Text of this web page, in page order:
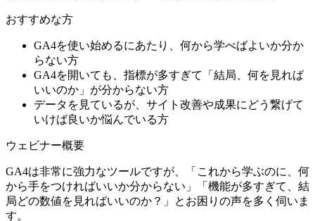
おすすめな方
GA4を使い始めるにあたり、何から学べばよいか分か
らない方
GA4を開いても、指標が多すぎて「結局、何を見れば
いいのか」が分からない方
データを見ているが、サイト改善や成果にどう繋げて
いけば良いか悩んでいる方
ウェビナー概要
GA4は非常に強力なツールですが、「これから学ぶのに、何
から手をつければいいか分からない」「機能が多すぎて、結
局どの数値を見ればいいのか？」とお困りの声を多く伺いま
す。